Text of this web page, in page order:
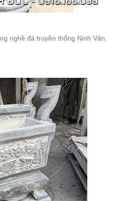
nghề đá truyền thống Ninh Vân,